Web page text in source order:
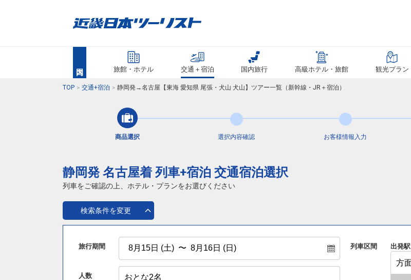
旅館・ホテル 交通＋宿泊 国内旅行 高級ホテル・旅館 観光プラン
TOP 交通+宿泊 静岡発→名古屋【東海 愛知県 尾張・犬山 犬山】ツアー一覧（新幹線・JR＋宿泊）
商品選択 選択内容確認 お客様情報 入力
静岡発 名古屋着 列車+宿泊 交通宿泊選択
列車をご確認の上、ホテル・プランをお選びください
検索条件を変更
旅行期間
人数
列車区間 出発駅